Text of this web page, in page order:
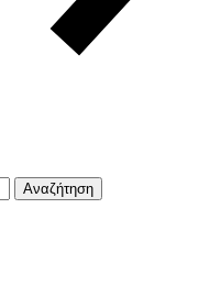
Αναζήτηση